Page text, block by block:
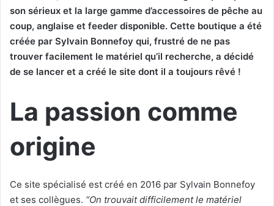
son sérieux et la large gamme d’accessoires de pêche au
coup, anglaise et feeder disponible. Cette boutique a été
créée par Sylvain Bonnefoy qui, frustré de ne pas
trouver facilement le matériel qu’il recherche, a décidé
de se lancer et a créé le site dont il a toujours rêvé !
La passion comme
origine
Ce site spécialisé est créé en 2016 par Sylvain Bonnefoy
et ses collègues. “On trouvait difficilement le matériel